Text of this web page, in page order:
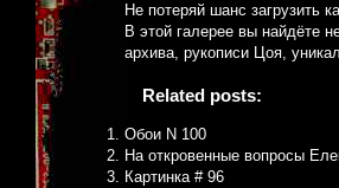
Не потеряй шанс загрузить
В этой галерее вы найдёте
архива, рукописи Цоя,
Related posts:
Обои N 100
На откровенные вопросы
Картинка # 96